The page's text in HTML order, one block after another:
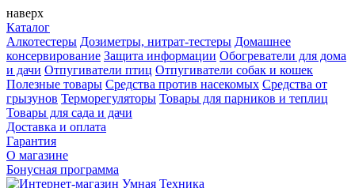
наверх
Каталог
Алкотестеры Дозиметры, нитрат-тестеры Домашнее
консервирование Защита информации Обогреватели для дома
и дачи Отпугиватели птиц Отпугиватели собак и кошек
Полезные товары Средства против насекомых Cредства от
грызунов Терморегуляторы Товары для парников и теплиц
Товары для сада и дачи
Доставка и оплата
Гарантия
О магазине
Бонусная программа